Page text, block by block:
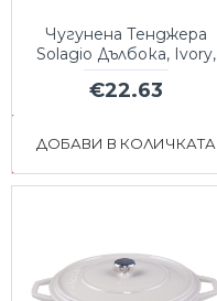
Чугунена Тенджера
Solagio Дълбока, Ivory,
Ф12
€22.63
ДОБАВИ В КОЛИЧКАТА